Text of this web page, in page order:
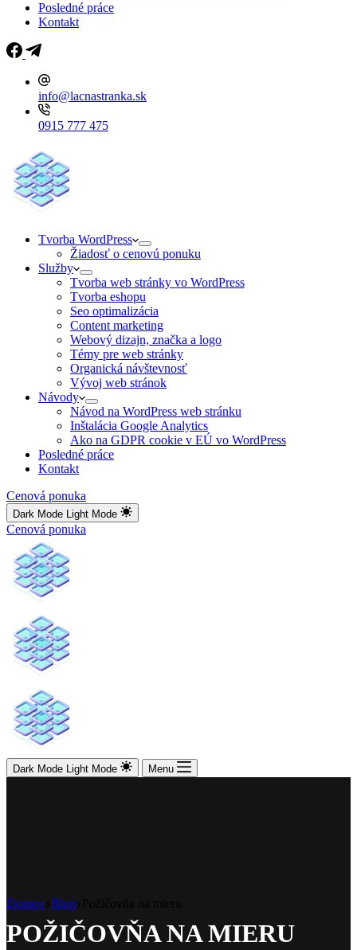
Posledné práce
Kontakt
info@lacnastranka.sk
0915 777 475
Tvorba WordPress
Žiadosť o cenovú ponuku
Služby
Tvorba web stránky vo WordPress
Tvorba eshopu
Seo optimalizácia
Content marketing
Webový dizajn, značka a logo
Témy pre web stránky
Organická návštevnosť
Vývoj web stránok
Návody
Návod na WordPress web stránku
Inštalácia Google Analytics
Ako na GDPR cookie v EÚ vo WordPress
Posledné práce
Kontakt
Cenová ponuka
Dark Mode Light Mode
Cenová ponuka
Dark Mode Light Mode Menu
Domov Blog
POŽIČOVŇA NA MIERU